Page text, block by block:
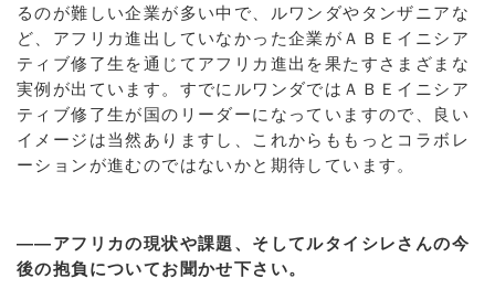
るのが難しい企業が多い中で、ルワンダやタンザニアな
ど、アフリカ進出していなかった企業がＡＢＥイニシア
ティブ修了生を通じてアフリカ進出を果たすさまざまな
実例が出ています。すでにルワンダではＡＢＥイニシア
ティブ修了生が国のリーダーになっていますので、良い
イメージは当然ありますし、これからももっとコラボレ
ーションが進むのではないかと期待しています。
――アフリカの現状や課題、そしてルタイシレさんの今
後の抱負についてお聞かせ下さい。